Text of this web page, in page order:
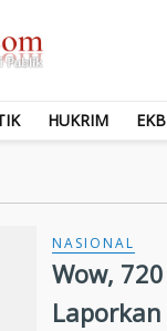
HUKRIM
NASIONAL
Wow,